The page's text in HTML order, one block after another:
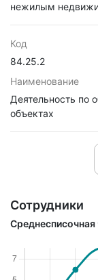
нежилым
Код
84.25.2
Наименование
Деятельность по
объектах
Сотрудники
Среднесписочная